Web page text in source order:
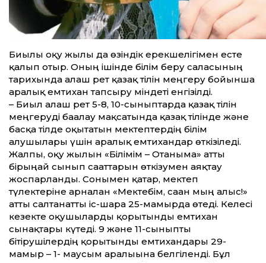
Биылғы оқу жылы да өзіндік ерекшелігімен есте
қалып отыр. Оның ішінде білім беру саласының
тарихында алғаш рет қазақ тілін меңгеру бойынша
аралық емтихан тапсыру міндеті енгізілді.
– Биыл алғаш рет 5-8, 10-сыныптарда қазақ тілін
меңгеруді бағалау мақсатында қазақ тілінде және
басқа тілде оқытатын мектептердің білім
алушылары үшін аралық емтихандар өткізіледі.
Жалпы, оқу жылын «Білімім – Отаныма» ат­ты
бірыңғай сынып сағат­тарын өткізумен аяқтау
жоспарланды. Сонымен қатар, мектеп
түлектеріне арналған «Мектебім, саған мың алғыс!»
ат­ты салтанат­ты іс-шара 25-мамырда өтеді. Келесі
кезекте оқушыларды қорытынды емтихан
сынақтары күтеді. 9 және 11-сыныпты
бітірушілердің қорытынды емтихандары 29-
мамыр – 1- маусым аралығына белгіленді. Бұл